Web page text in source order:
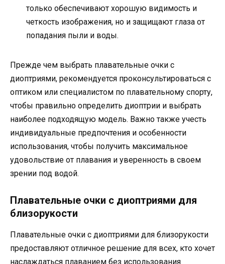
только обеспечивают хорошую видимость и
четкость изображения, но и защищают глаза от
попадания пыли и воды.
Прежде чем выбрать плавательные очки с
диоптриями, рекомендуется проконсультироваться с
оптиком или специалистом по плавательному спорту,
чтобы правильно определить диоптрии и выбрать
наиболее подходящую модель. Важно также учесть
индивидуальные предпочтения и особенности
использования, чтобы получить максимальное
удовольствие от плавания и уверенность в своем
зрении под водой.
Плавательные очки с диоптриями для
близорукости
Плавательные очки с диоптриями для близорукости
предоставляют отличное решение для всех, кто хочет
наслаждаться плаванием без использования